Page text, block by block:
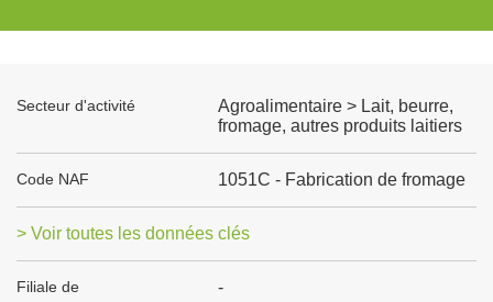
Secteur d'activité
Agroalimentaire > Lait, beurre,
fromage, autres produits laitiers
Code NAF 1051C - Fabrication de fromage
> Voir toutes les données clés
Filiale de -